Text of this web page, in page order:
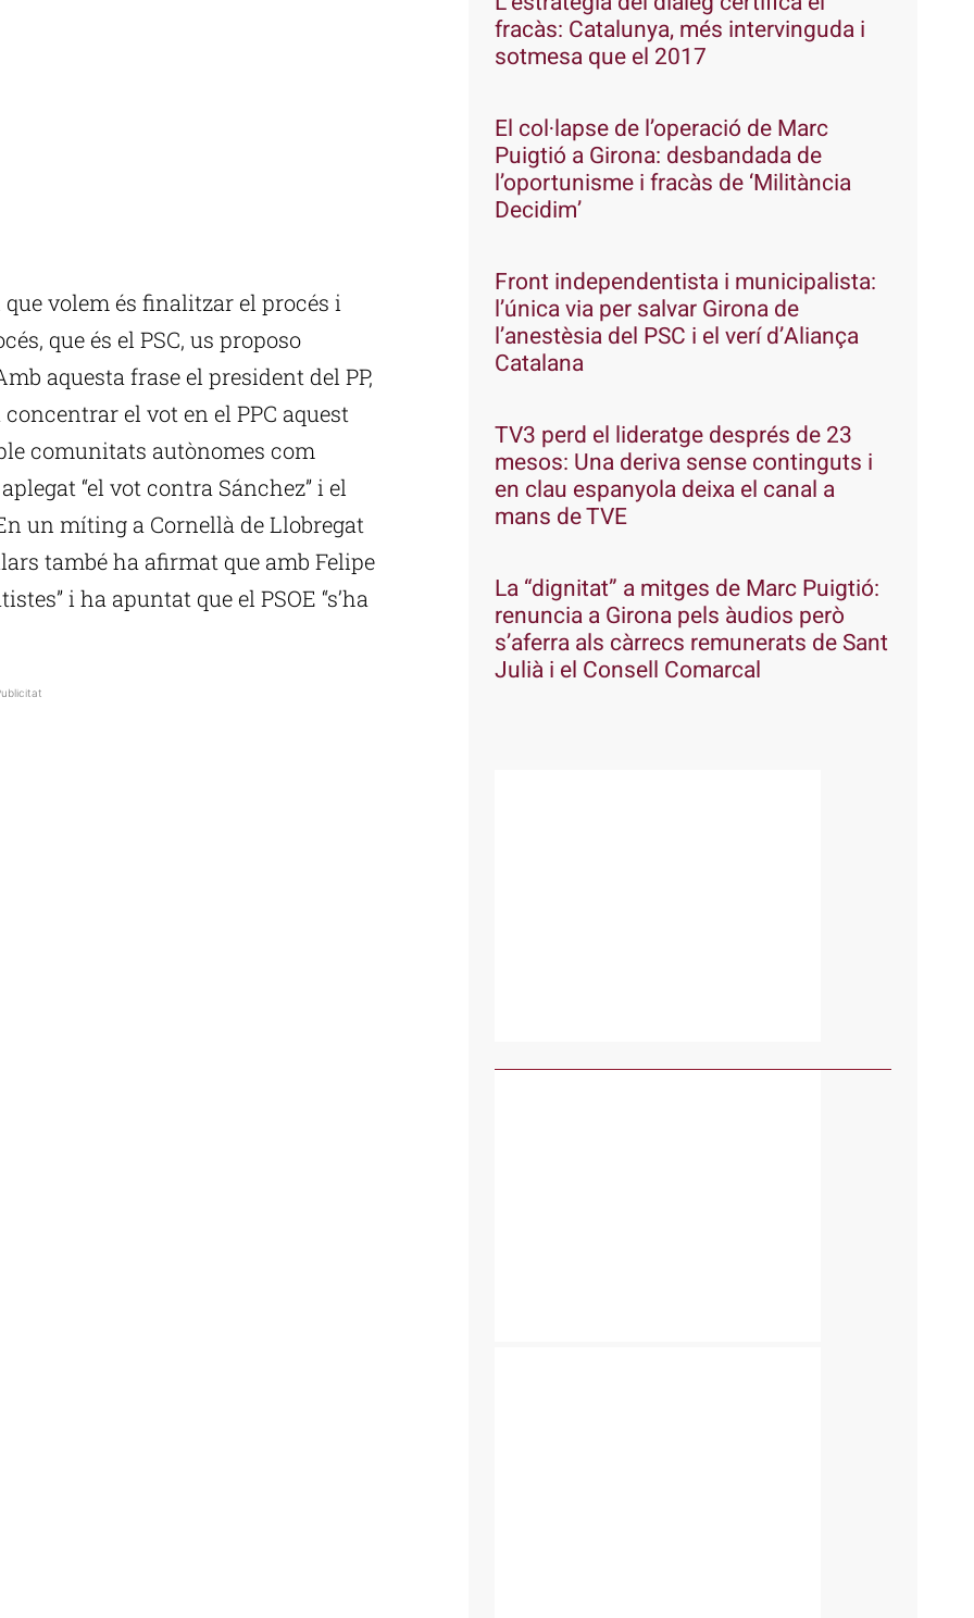
volem és finalitzar el procés i
que és el PSC, us proposo
aquesta frase el president del PP,
el vot en el PPC aquest
comunitats autònomes com
“el vot contra Sánchez” i el
un míting a Cornellà de Llobregat
també ha afirmat que amb Felipe
i ha apuntat que el PSOE “s’ha
fracàs: Catalunya, més intervinguda i
sotmesa que el 2017
El col·lapse de l’operació de Marc
Puigtió a Girona: desbandada de
l’oportunisme i fracàs de ‘Militància
Decidim’
Front independentista i municipalista:
l’única via per salvar Girona de
l’anestèsia del PSC i el verí d’Aliança
Catalana
TV3 perd el lideratge després de 23
mesos: Una deriva sense continguts i
en clau espanyola deixa el canal a
mans de TVE
La “dignitat” a mitges de Marc Puigtió:
renuncia a Girona pels àudios però
s’aferra als càrrecs remunerats de Sant
Julià i el Consell Comarcal